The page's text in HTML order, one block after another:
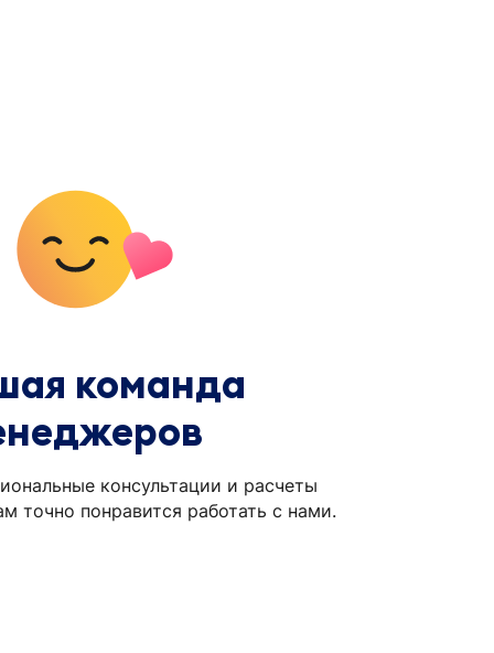
команда
консультации и расчеты
точно понравится работать с нами.